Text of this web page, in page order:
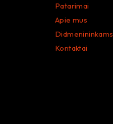
Patarimai
Apie mus
Didmenininkams
Kontaktai